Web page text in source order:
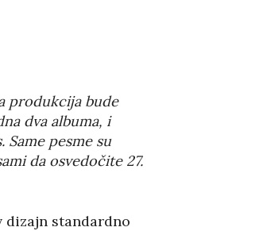
produkcija bude
dva albuma, i
pesme su
da osvedočite 27.
dizajn standardno